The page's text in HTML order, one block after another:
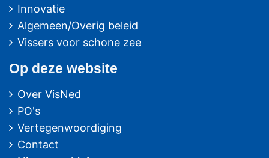
Innovatie
Algemeen/Overig beleid
Vissers voor schone zee
Op deze website
Over VisNed
PO's
Vertegenwoordiging
Contact